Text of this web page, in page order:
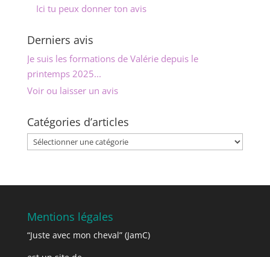
Ici tu peux donner ton avis
Derniers avis
Je suis les formations de Valérie depuis le
printemps 2025...
Voir ou laisser un avis
Catégories d’articles
Catégories
Mentions légales
“Juste avec mon cheval” (JamC)